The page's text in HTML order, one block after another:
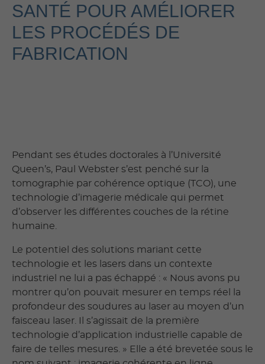
SANTÉ POUR AMÉLIORER
LES PROCÉDÉS DE
FABRICATION
Pendant ses études doctorales à l’Université
Queen’s, Paul Webster s’est penché sur la
tomographie par cohérence optique (TCO), une
technologie d’imagerie médicale qui permet
d’observer les différentes couches de la rétine
humaine.
Le potentiel des solutions mariant cette
technologie et les lasers dans un contexte
industriel ne lui a pas échappé : « Nous avons pu
montrer qu’on pouvait mesurer en temps réel la
profondeur des soudures au laser au moyen d’un
faisceau laser. Il s’agissait de la première
technologie d’application industrielle capable de
faire de telles mesures. » Elle a été brevetée sous le